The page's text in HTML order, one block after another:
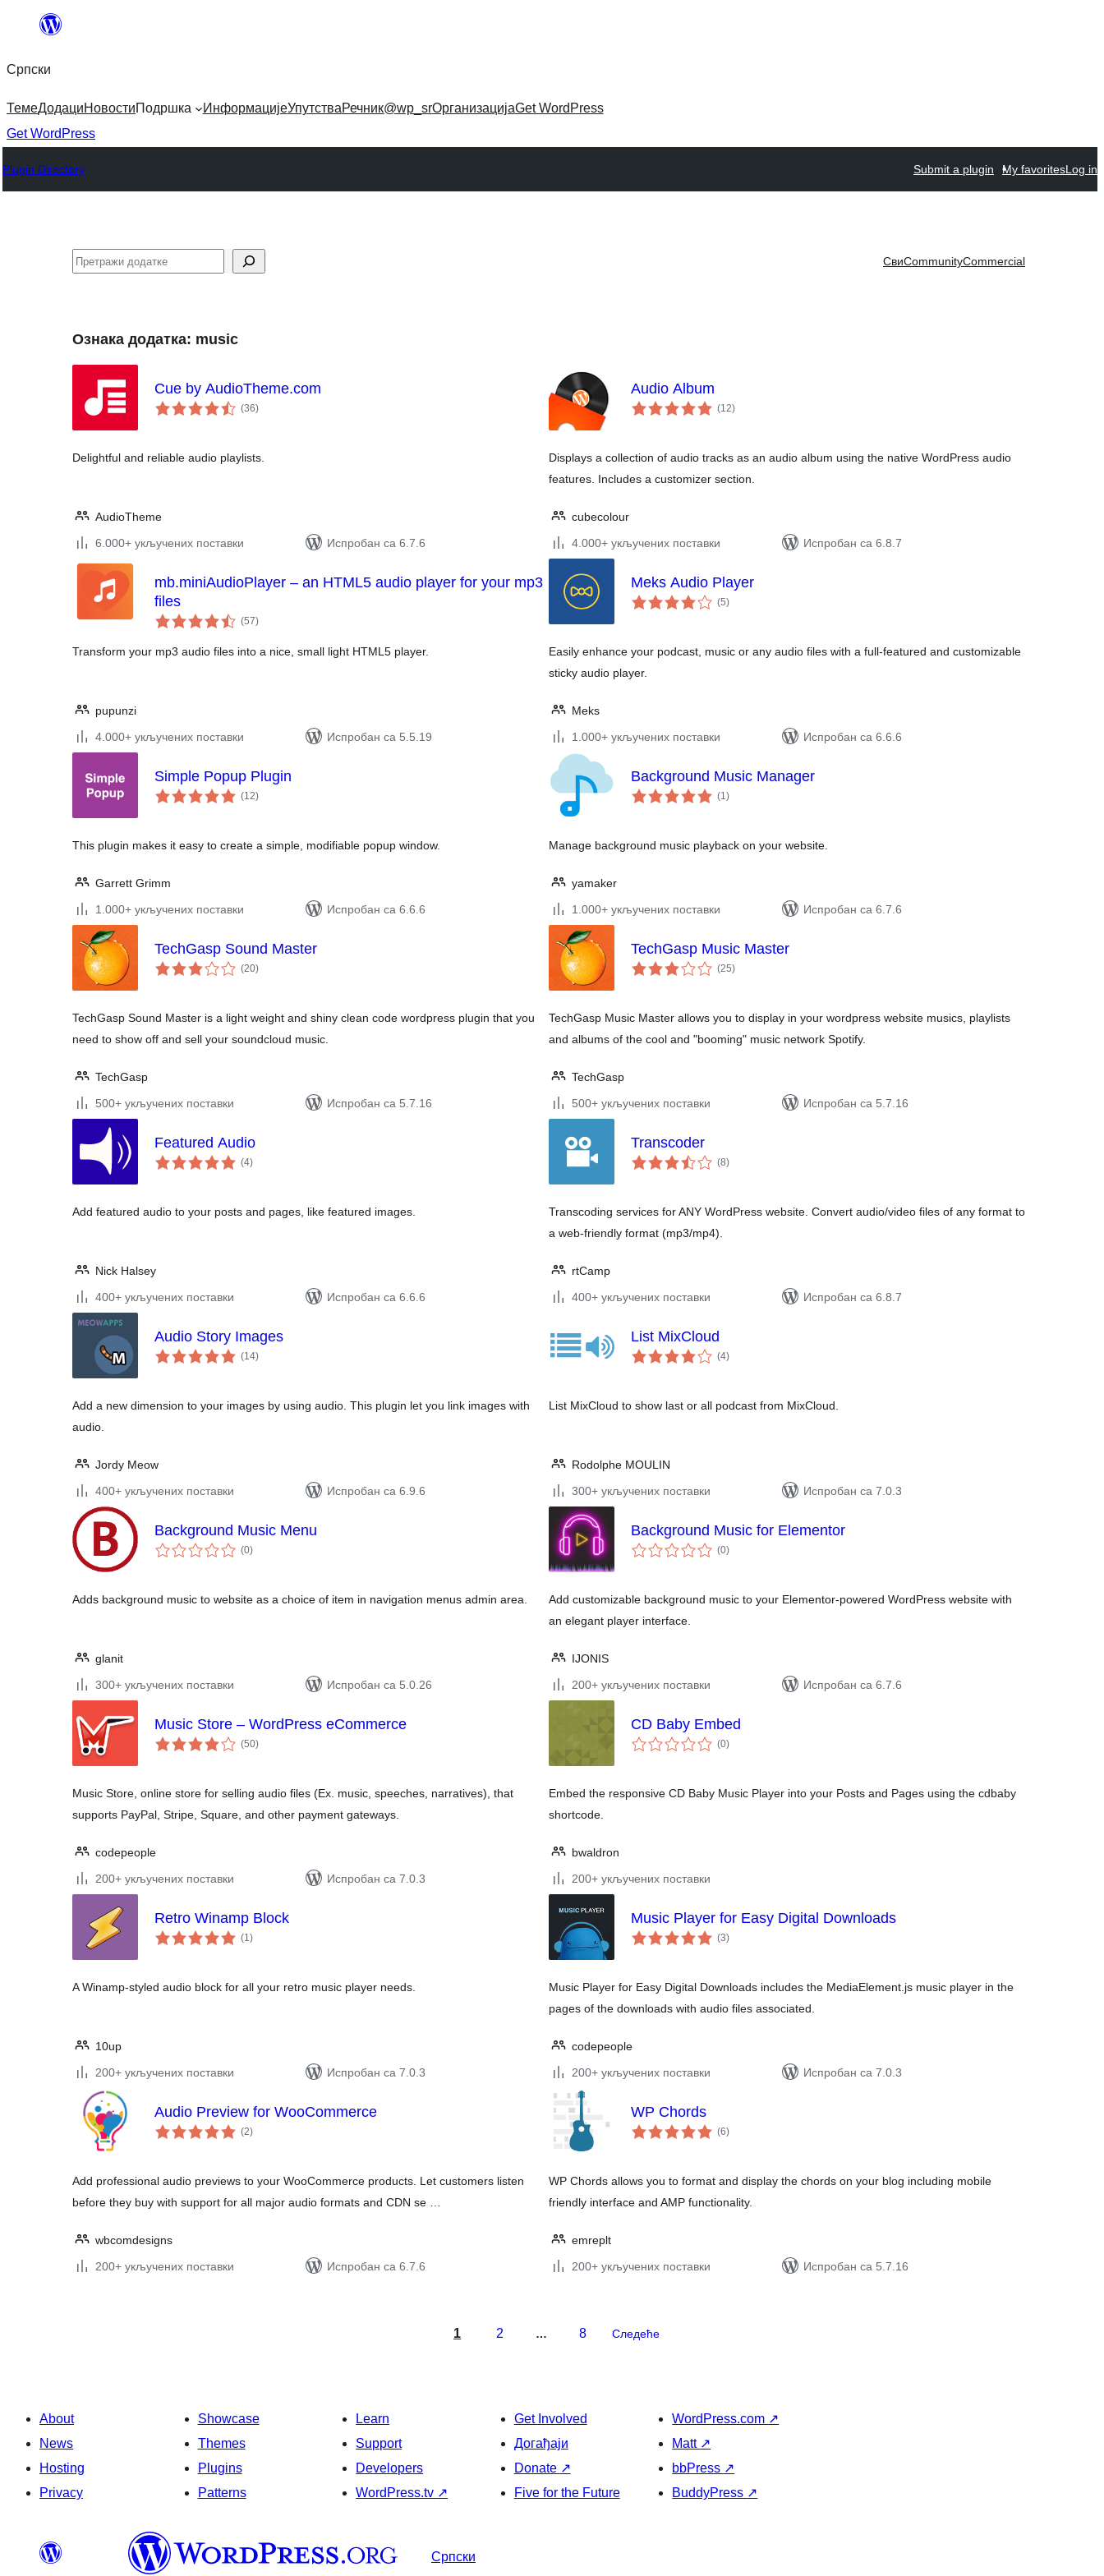
Скочи
садржај
Српски
ТемеДодациНовостиПодршка ИнформацијеУпутстваРечник@wp_srОрганизацијаGet WordPress
Get WordPress
Plugin Directory Submit a plugin My favoritesLog in
Претрага СвиCommunityCommercial
Ознака додатка: music
Cue by AudioTheme.com
(36укупних
оцена
)
Delightful and reliable audio playlists.
AudioTheme
6.000+ укључених поставки
Испробан са 6.7.6
Audio Album
(12укупних
оцена
)
Displays a collection of audio tracks as an audio album using the native WordPress audio
features. Includes a customizer section.
cubecolour
4.000+ укључених поставки
Испробан са 6.8.7
mb.miniAudioPlayer – an HTML5 audio player for your mp3
files
(57укупних
оцена
)
Transform your mp3 audio files into a nice, small light HTML5 player.
pupunzi
4.000+ укључених поставки
Испробан са 5.5.19
Meks Audio Player
(5укупних
оцена
)
Easily enhance your podcast, music or any audio files with a full-featured and customizable
sticky audio player.
Meks
1.000+ укључених поставки
Испробан са 6.6.6
Simple Popup Plugin
(12укупних
оцена
)
This plugin makes it easy to create a simple, modifiable popup window.
Garrett Grimm
1.000+ укључених поставки
Испробан са 6.6.6
Background Music Manager
(1укупних
оцена
)
Manage background music playback on your website.
yamaker
1.000+ укључених поставки
Испробан са 6.7.6
TechGasp Sound Master
(20укупних
оцена
)
TechGasp Sound Master is a light weight and shiny clean code wordpress plugin that you
need to show off and sell your soundcloud music.
TechGasp
500+ укључених поставки
Испробан са 5.7.16
TechGasp Music Master
(25укупних
оцена
)
TechGasp Music Master allows you to display in your wordpress website musics, playlists
and albums of the cool and "booming" music network Spotify.
TechGasp
500+ укључених поставки
Испробан са 5.7.16
Featured Audio
(4укупних
оцена
)
Add featured audio to your posts and pages, like featured images.
Nick Halsey
400+ укључених поставки
Испробан са 6.6.6
Transcoder
(8укупних
оцена
)
Transcoding services for ANY WordPress website. Convert audio/video files of any format to
a web-friendly format (mp3/mp4).
rtCamp
400+ укључених поставки
Испробан са 6.8.7
Audio Story Images
(14укупних
оцена
)
Add a new dimension to your images by using audio. This plugin let you link images with
audio.
Jordy Meow
400+ укључених поставки
Испробан са 6.9.6
List MixCloud
(4укупних
оцена
)
List MixCloud to show last or all podcast from MixCloud.
Rodolphe MOULIN
300+ укључених поставки
Испробан са 7.0.3
Background Music Menu
(0укупних
оцена
)
Adds background music to website as a choice of item in navigation menus admin area.
glanit
300+ укључених поставки
Испробан са 5.0.26
Background Music for Elementor
(0укупних
оцена
)
Add customizable background music to your Elementor-powered WordPress website with
an elegant player interface.
IJONIS
200+ укључених поставки
Испробан са 6.7.6
Music Store – WordPress eCommerce
(50укупних
оцена
)
Music Store, online store for selling audio files (Ex. music, speeches, narratives), that
supports PayPal, Stripe, Square, and other payment gateways.
codepeople
200+ укључених поставки
Испробан са 7.0.3
CD Baby Embed
(0укупних
оцена
)
Embed the responsive CD Baby Music Player into your Posts and Pages using the cdbaby
shortcode.
bwaldron
200+ укључених поставки
Retro Winamp Block
(1укупних
оцена
)
A Winamp-styled audio block for all your retro music player needs.
10up
200+ укључених поставки
Испробан са 7.0.3
Music Player for Easy Digital Downloads
(3укупних
оцена
)
Music Player for Easy Digital Downloads includes the MediaElement.js music player in the
pages of the downloads with audio files associated.
codepeople
200+ укључених поставки
Испробан са 7.0.3
Audio Preview for WooCommerce
(2укупних
оцена
)
Add professional audio previews to your WooCommerce products. Let customers listen
before they buy with support for all major audio formats and CDN se …
wbcomdesigns
200+ укључених поставки
Испробан са 6.7.6
WP Chords
(6укупних
оцена
)
WP Chords allows you to format and display the chords on your blog including mobile
friendly interface and AMP functionality.
emreplt
200+ укључених поставки
Испробан са 5.7.16
1 2 … 8 Следеће
About
News
Hosting
Privacy
Showcase
Themes
Plugins
Patterns
Learn
Support
Developers
WordPress.tv ↗
Get Involved
Догађаји
Donate ↗
Five for the Future
WordPress.com ↗
Matt ↗
bbPress ↗
BuddyPress ↗
Српски